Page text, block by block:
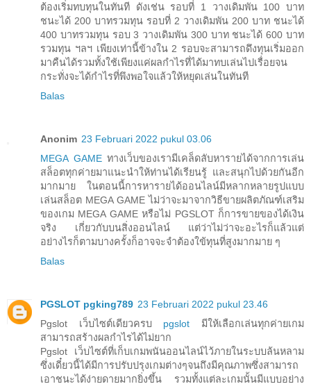
ต้องเริ่มทบทุนในทันที ดังเช่น รอบที่ 1 วางเดิมพัน 100 บาท
ชนะได้ 200 บาทรวมทุน รอบที่ 2 วางเดิมพัน 200 บาท ชนะได้
400 บาทรวมทุน รอบ 3 วางเดิมพัน 300 บาท ชนะได้ 600 บาท
รวมทุน ฯลฯ เพียงเท่านี้ข้างใน 2 รอบจะสามารถดึงทุนเริ่มออก
มาคืนได้รวมทั้งใช้เพียงแค่ผลกำไรที่ได้มาทบเล่นไปเรื่อยจน
กระทั่งจะได้กำไรที่พึงพอใจแล้วให้หยุดเล่นในทันที
Balas
Anonim 23 Februari 2022 pukul 03.06
MEGA GAME ทางเว็บของเรามีเคล็ดลับหารายได้จากการเล่น
สล็อตทุกค่ายมาแนะนำให้ท่านได้เรียนรู้ และสนุกไปด้วยกันอีก
มากมาย ในตอนนี้การหารายได้ออนไลน์มีหลากหลายรูปแบบ
เล่นสล็อต MEGA GAME ไม่ว่าจะมาจากวิธีขายผลิตภัณฑ์เสริม
ของเกม MEGA GAME หรือไม่ PGSLOT ก็การขายของได้เงิน
จริง เกี่ยวกับบนสิ่งออนไลน์ แต่ว่าไม่ว่าจะอะไรก็แล้วแต่
อย่างไรก็ตามบางครั้งก็อาจจะจำต้องใข้ทุนที่สูงมากมาย ๆ
Balas
PGSLOT pgking789 23 Februari 2022 pukul 23.46
Pgslot เว็บไซต์เดียวครบ pgslot มีให้เลือกเล่นทุกค่ายเกม
สามารถสร้างผลกำไรได้ไม่ยาก
Pgslot เว็บไซต์ที่เก็บเกมพนันออนไลน์ไว้ภายในระบบล้นหลาม
ซึ่งเดี๋ยวนี้ได้มีการปรับปรุงเกมต่างๆจนถึงมีคุณภาพซึ่งสามารถ
เอาชนะได้ง่ายดายมากยิ่งขึ้น รวมทั้งแต่ละเกมนั้นมีแบบอย่าง